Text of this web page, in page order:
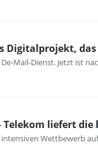
Digitalprojekt,
Mail-Dienst. Jetzt ist
liefert die
Wettbewerb